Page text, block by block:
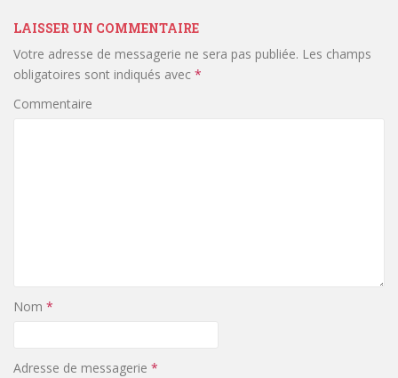
LAISSER UN COMMENTAIRE
Votre adresse de messagerie ne sera pas publiée. Les champs
obligatoires sont indiqués avec *
Commentaire
Nom *
Adresse de messagerie *